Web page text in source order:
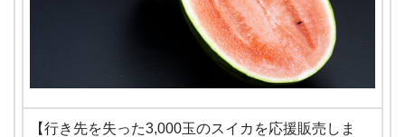
【行き先を失った3,000玉のスイカを応援販売しま